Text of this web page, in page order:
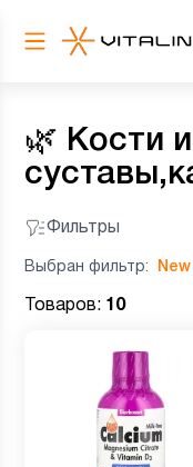
🌿 Кости и
Фильтры
Выбран фильтр:
Товаров: 10